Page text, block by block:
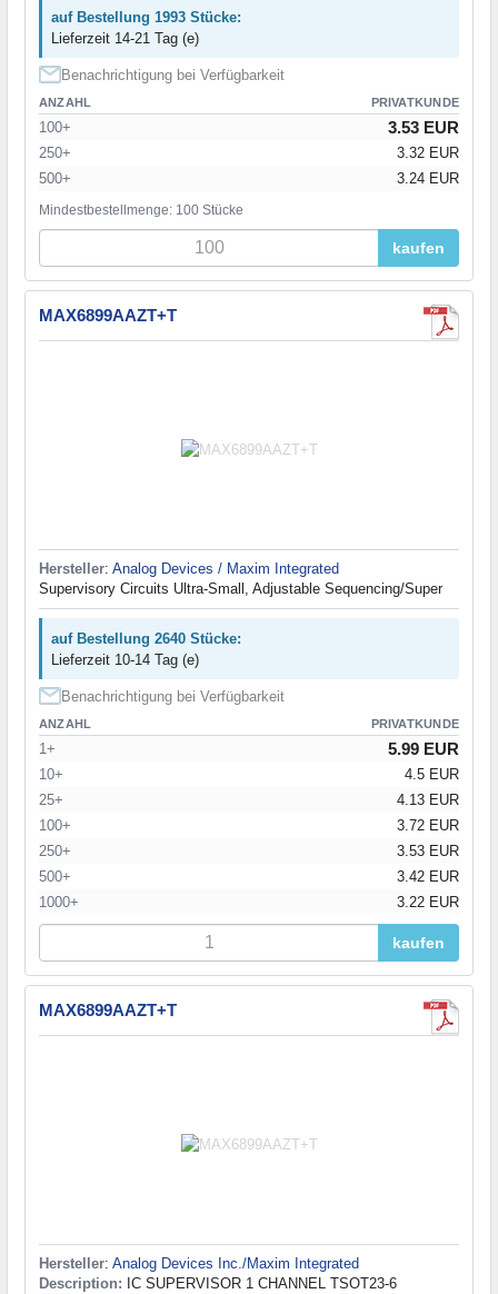
auf Bestellung 1993 Stücke:
Lieferzeit 14-21 Tag (e)
Benachrichtigung bei Verfügbarkeit
ANZAHL PRIVATKUNDE
100+ 3.53 EUR
250+
3.32 EUR
500+
3.24 EUR
Mindestbestellmenge: 100 Stücke
kaufen
MAX6899AAZT+T
Hersteller: Analog Devices / Maxim Integrated
Supervisory Circuits Ultra-Small, Adjustable Sequencing/Super
auf Bestellung 2640 Stücke:
Lieferzeit 10-14 Tag (e)
Benachrichtigung bei Verfügbarkeit
ANZAHL PRIVATKUNDE
1+ 5.99 EUR
10+
4.5 EUR
25+
4.13 EUR
100+
3.72 EUR
250+
3.53 EUR
500+
3.42 EUR
1000+
3.22 EUR
kaufen
MAX6899AAZT+T
Hersteller: Analog Devices Inc./Maxim Integrated
Description: IC SUPERVISOR 1 CHANNEL TSOT23-6